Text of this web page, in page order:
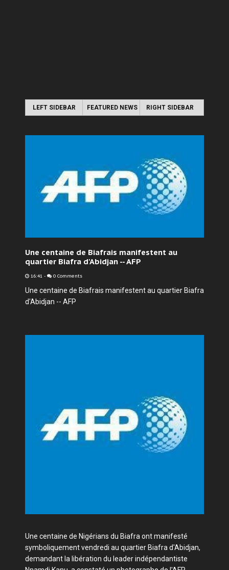
LEFT SIDEBAR FEATURED NEWS RIGHT SIDEBAR
Une centaine de Biafrais manifestent au
quartier Biafra d'Abidjan -- AFP
16:41 - 0 Comments
Une centaine de Biafrais manifestent au quartier Biafra
d'Abidjan -- AFP
Une centaine de Nigérians du Biafra ont manifesté
symboliquement vendredi au quartier Biafra d'Abidjan,
demandant la libération du leader indépendantiste